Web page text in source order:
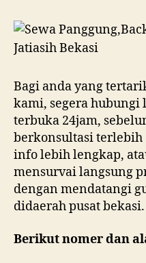
Bagi anda yang
kami, segera hubungi
terbuka 24jam,
berkonsultasi
info lebih lengkap,
mensurvai langsung
dengan mendatangi
didaerah pusat bekasi.
Berikut nomer dan